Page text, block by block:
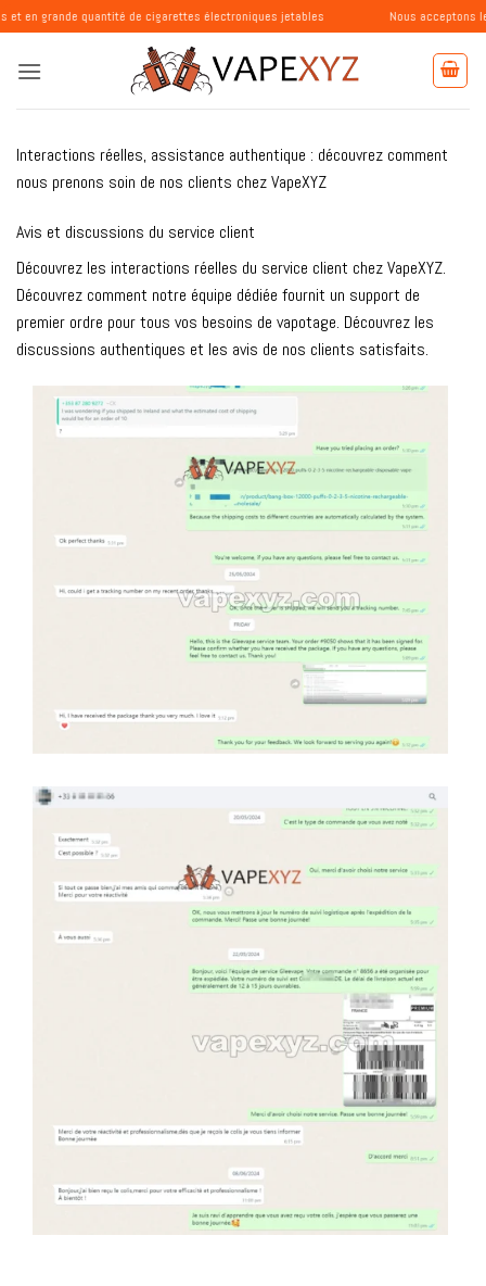
Passer
au
contenu
de cigarettes électroniques jetables Nous acceptons les commandes
Interactions réelles, assistance authentique : découvrez comment
nous prenons soin de nos clients chez VapeXYZ
Avis et discussions du service client
Découvrez les interactions réelles du service client chez VapeXYZ.
Découvrez comment notre équipe dédiée fournit un support de
premier ordre pour tous vos besoins de vapotage. Découvrez les
discussions authentiques et les avis de nos clients satisfaits.